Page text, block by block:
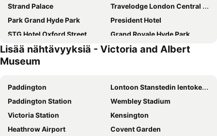
Strand Palace
Travelodge London Central City Road
Park Grand Hyde Park
President Hotel
STG Hotel Oxford Street
Grand Royale Hyde Park
Park Plaza London Riverbank
ibis budget London Whitechapel - Brick Lane
Hampton by Hilton London City
Tavistock Hotel
DoubleTree by Hilton London - Chelsea
Charlotte Street Rooms by News Hotel
Premier Inn London Paddington - Paddington Station
Assembly Leicester Square
Park Plaza Westminster Bridge Hotel
Central Park Hotel
Hilton London Metropole
Lisää nähtävyyksiä - Victoria and Albert
Museum
Paddington
Lontoon Stanstedin lentokenttä
Paddington Station
Wembley Stadium
Victoria Station
Kensington
Heathrow Airport
Covent Garden